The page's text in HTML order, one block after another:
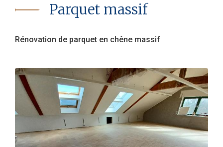
Parquet massif
Rénovation de parquet en chêne massif